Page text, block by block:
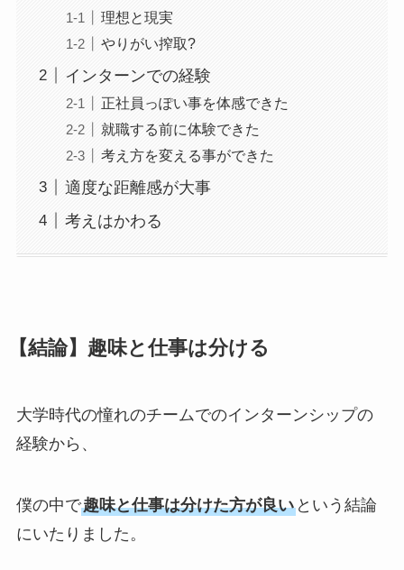
理想と現実
やりがい搾取?
インターンでの経験
正社員っぽい事を体感できた
就職する前に体験できた
考え方を変える事ができた
適度な距離感が大事
考えはかわる
【結論】趣味と仕事は分ける
大学時代の憧れのチームでのインターンシップの
経験から、
僕の中で趣味と仕事は分けた方が良いという結論
にいたりました。